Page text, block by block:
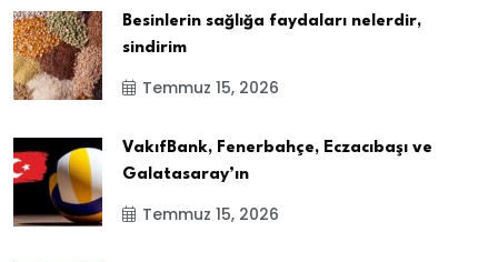
Besinlerin sağlığa faydaları nelerdir,
sindirim
Temmuz 15, 2026
VakıfBank, Fenerbahçe, Eczacıbaşı ve
Galatasaray’ın
Temmuz 15, 2026